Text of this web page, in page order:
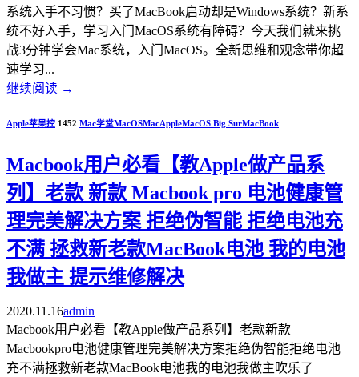
系统入手不习惯？买了MacBook启动却是Windows系统？新系
统不好入手，学习入门MacOS系统有障碍？今天我们就来挑
战3分钟学会Mac系统，入门MacOS。全新思维和观念带你超
速学习...
继续阅读 →
Apple苹果控 1452 Mac学堂MacOSMacAppleMacOS Big SurMacBook
Macbook用户必看【教Apple做产品系
列】老款 新款 Macbook pro 电池健康管
理完美解决方案 拒绝伪智能 拒绝电池充
不满 拯救新老款MacBook电池 我的电池
我做主 提示维修解决
2020.11.16admin
Macbook用户必看【教Apple做产品系列】老款新款
Macbookpro电池健康管理完美解决方案拒绝伪智能拒绝电池
充不满拯救新老款MacBook电池我的电池我做主吹乐了